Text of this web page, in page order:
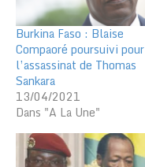
Burkina Faso : Blaise
Compaoré poursuivi pour
l’assassinat de Thomas
Sankara
13/04/2021
Dans "A La Une"